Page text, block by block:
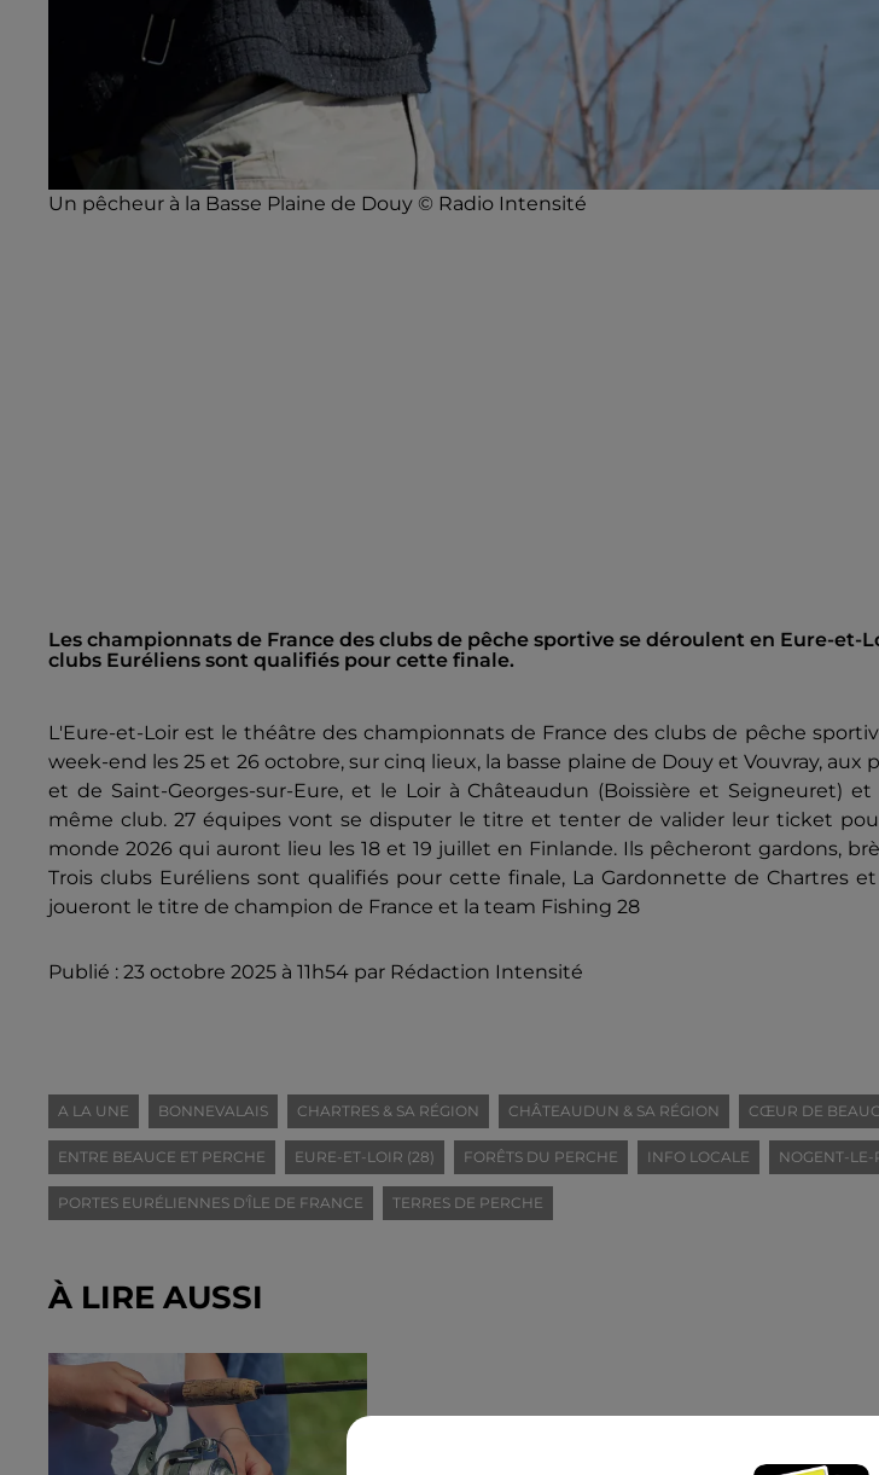
Un pêcheur à la Basse Plaine de Douy © Radio Intensité
Les championnats de France des clubs de pêche sportive se déroulent en Eure-et-
clubs Euréliens sont qualifiés pour cette finale.
L'Eure-et-Loir est le théâtre des championnats de France des clubs de pêche
week-end les 25 et 26 octobre, sur cinq lieux, la basse plaine de Douy et Vouvray, aux
et de Saint-Georges-sur-Eure, et le Loir à Châteaudun (Boissière et Seigneuret)
même club. 27 équipes vont se disputer le titre et tenter de valider leur ticket
monde 2026 qui auront lieu les 18 et 19 juillet en Finlande. Ils pêcheront gardons,
Trois clubs Euréliens sont qualifiés pour cette finale, La Gardonnette de Chartres
joueront le titre de champion de France et la team Fishing 28
Publié : 23 octobre 2025 à 11h54 par Rédaction Intensité
A LA UNE BONNEVALAIS CHARTRES & SA RÉGION CHÂTEAUDUN & SA RÉGION CŒUR DE
ENTRE BEAUCE ET PERCHE EURE-ET-LOIR (28) FORÊTS DU PERCHE INFO LOCALE NOGENT-LE-
PORTES EURÉLIENNES D'ÎLE DE FRANCE TERRES DE PERCHE
À LIRE AUSSI